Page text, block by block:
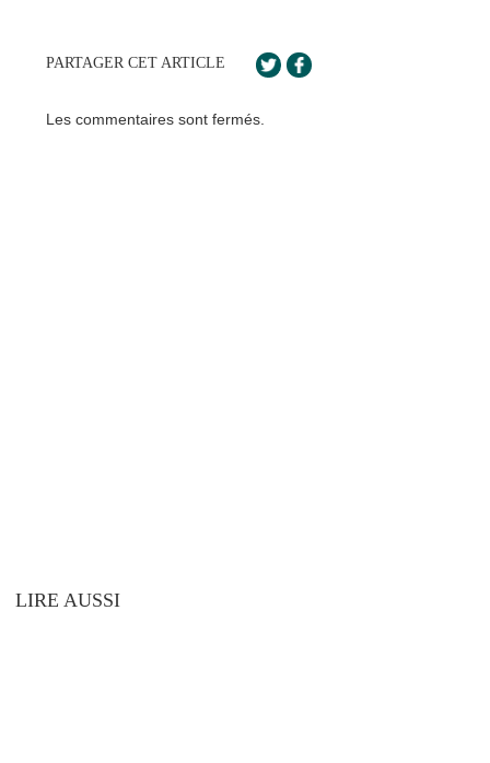
PARTAGER CET ARTICLE
Les commentaires sont fermés.
LIRE AUSSI